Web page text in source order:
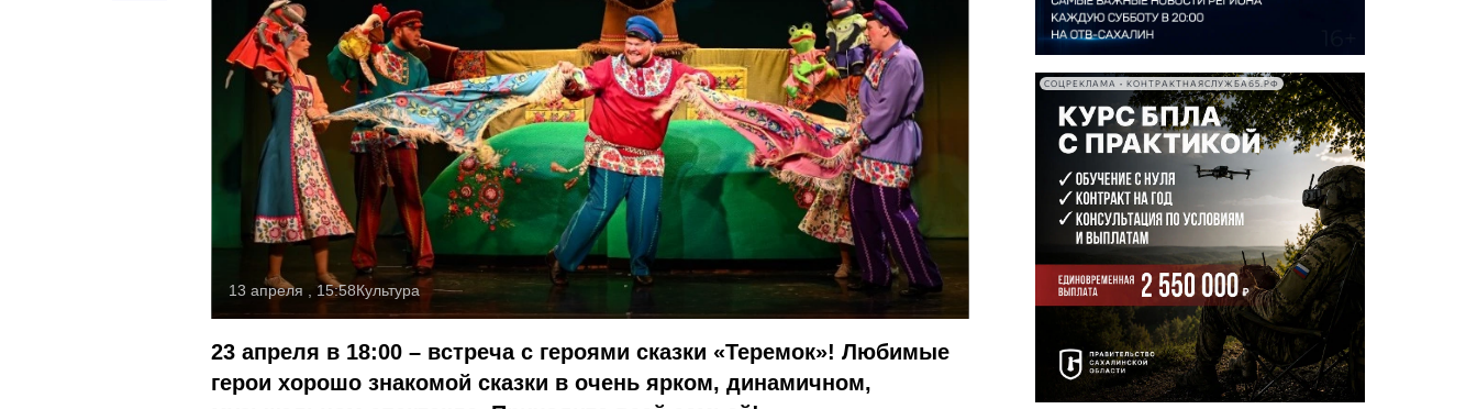
13 апреля , 15:58Культура
23 апреля в 18:00 – встреча с героями сказки «Теремок»! Любимые
герои хорошо знакомой сказки в очень ярком, динамичном,
СОЦРЕКЛАМА • КОНТРАКТНАЯСЛУЖБА65.РФ